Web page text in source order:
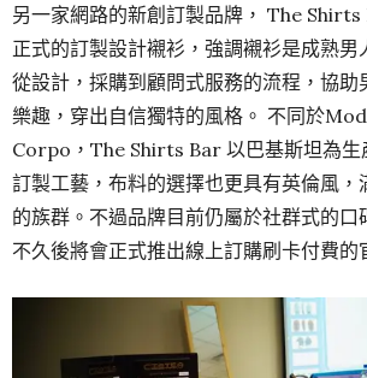
另一家網路的新創訂製品牌， The
正式的訂製設計襯衫，強調襯衫是成熟男
從設計，採購到顧問式服務的流程，協助
樂趣，穿出自信獨特的風格。 不同於
Corpo，The Shirts Bar 以巴基斯坦為生
訂製工藝，布料的選擇也更具有英倫風，
的族群。不過品牌目前仍屬於社群式的口
不久後將會正式推出線上訂購刷卡付費的